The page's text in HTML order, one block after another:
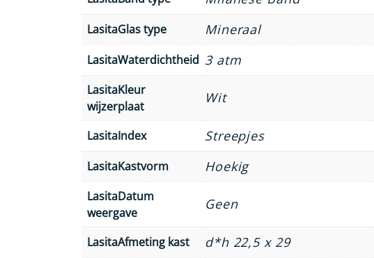
LasitaGlas type Mineraal
LasitaWaterdichtheid 3 atm
LasitaKleur
wijzerplaat
Wit
LasitaIndex Streepjes
LasitaKastvorm Hoekig
LasitaDatum
weergave
Geen
LasitaAfmeting kast d*h 22,5 x 29